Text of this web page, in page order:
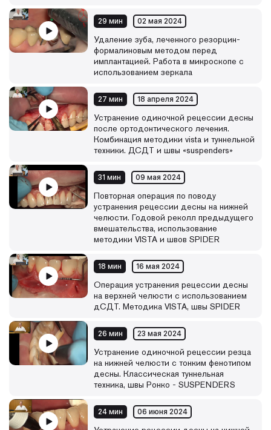
29 мин 02 мая 2024
Удаление зуба, леченного резорцин-
формалиновым методом перед
имплантацией. Работа в микроскопе с
использованием зеркала
27 мин 18 апреля 2024
Устранение одиночной рецессии десны
после ортодонтического лечения.
Комбинация методики vista и туннельной
техники. ДСДТ и швы «suspenders»
31 мин 09 мая 2024
Повторная операция по поводу
устранения рецессии десны на нижней
челюсти. Годовой реколл предыдущего
вмешательства, использование
методики VISTA и швов SPIDER
18 мин 16 мая 2024
Операция устранения рецессии десны
на верхней челюсти с использованием
дСДТ. Методика VISTA, швы SPIDER
26 мин 23 мая 2024
Устранение одиночной рецессии резца
на нижней челюсти с тонким фенотипом
десны. Классическая туннельная
техника, швы Ронко - SUSPENDERS
24 мин 06 июня 2024